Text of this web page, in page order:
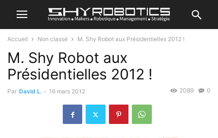
Accueil Non classé M. Shy Robot aux Présidentielles 2012 !
M. Shy Robot aux
Présidentielles 2012 !
Par David L. - 16 mars 2012 0
2089